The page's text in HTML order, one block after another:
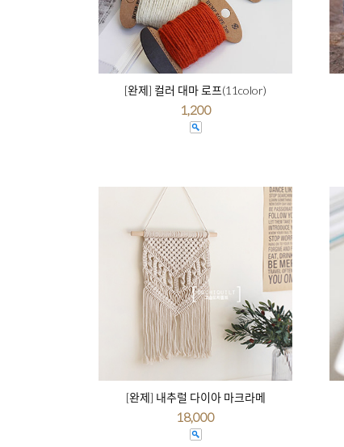
[완제] 컬러 대마 로프(11color)
1,200
[완제] 내추럴 다이아 마크라메
18,000